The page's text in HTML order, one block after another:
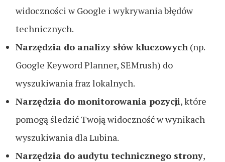
widoczności w Google i wykrywania błędów
technicznych.
Narzędzia do analizy słów kluczowych (np.
Google Keyword Planner, SEMrush) do
wyszukiwania fraz lokalnych.
Narzędzia do monitorowania pozycji, które
pomogą śledzić Twoją widoczność w wynikach
wyszukiwania dla Lubina.
Narzędzia do audytu technicznego strony,